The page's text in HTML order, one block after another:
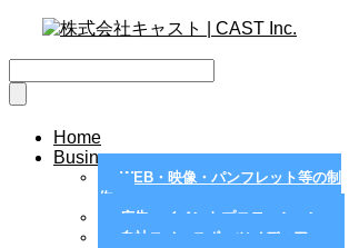
Home
Business
WEB・映像・パンフレット等の制
作
広告・イベントプロモーション
自社スノースポーツメディア